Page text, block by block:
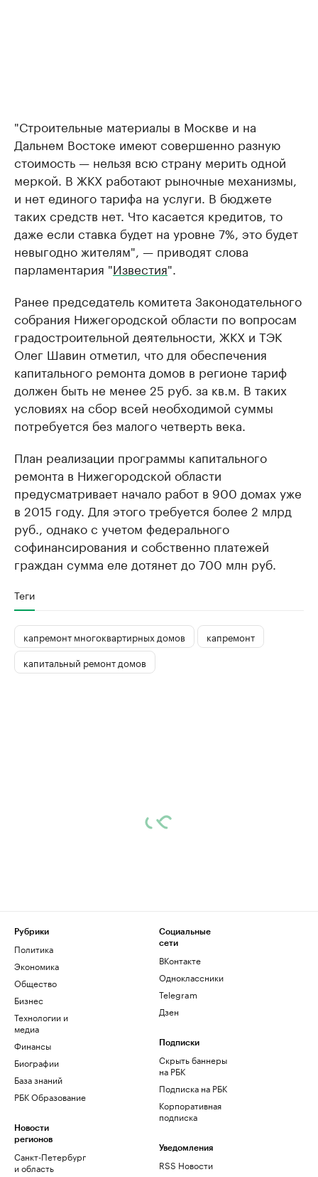
"Строительные материалы в Москве и на
Дальнем Востоке имеют совершенно разную
стоимость — нельзя всю страну мерить одной
меркой. В ЖКХ работают рыночные механизмы,
и нет единого тарифа на услуги. В бюджете
таких средств нет. Что касается кредитов, то
даже если ставка будет на уровне 7%, это будет
невыгодно жителям", — приводят слова
парламентария "Известия".
Ранее председатель комитета Законодательного
собрания Нижегородской области по вопросам
градостроительной деятельности, ЖКХ и ТЭК
Олег Шавин отметил, что для обеспечения
капитального ремонта домов в регионе тариф
должен быть не менее 25 руб. за кв.м. В таких
условиях на сбор всей необходимой суммы
потребуется без малого четверть века.
План реализации программы капитального
ремонта в Нижегородской области
предусматривает начало работ в 900 домах уже
в 2015 году. Для этого требуется более 2 млрд
руб., однако с учетом федерального
софинансирования и собственно платежей
граждан сумма еле дотянет до 700 млн руб.
Теги
капремонт многоквартирных домов
капремонт
капитальный ремонт домов
Рубрики
Политика
Экономика
Общество
Бизнес
Технологии и
медиа
Финансы
Биографии
База знаний
РБК Образование
Новости
регионов
Санкт-Петербург
и область
Социальные
сети
ВКонтакте
Одноклассники
Telegram
Дзен
Подписки
Скрыть баннеры
на РБК
Подписка на РБК
Корпоративная
подписка
Уведомления
RSS Новости